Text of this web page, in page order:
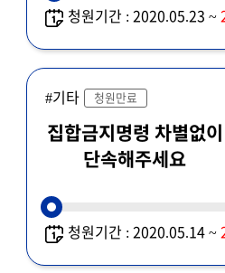
청원기간 : 2020.05.23 ~
#기타 청원만료
집합금지명령 차별없이
단속해주세요
청원기간 : 2020.05.14 ~